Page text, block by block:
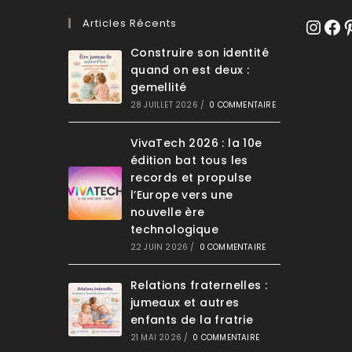
Articles Récents
Construire son identité
quand on est deux :
gemellité
28 JUILLET 2026 / 0 COMMENTAIRE
VivaTech 2026 : la 10e
édition bat tous les
records et propulse
l’Europe vers une
nouvelle ère
technologique
22 JUIN 2026 / 0 COMMENTAIRE
Relations fraternelles :
jumeaux et autres
enfants de la fratrie
21 MAI 2026 / 0 COMMENTAIRE